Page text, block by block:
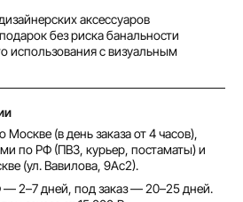
аксессуаров
без риска банальности
использования с визуальным
(в день заказа от 4 часов),
по РФ (ПВЗ, курьер, постаматы) и
(ул. Вавилова, 9Ас2).
— 2–7 дней, под заказ — 20–25 дней.
оплата картой